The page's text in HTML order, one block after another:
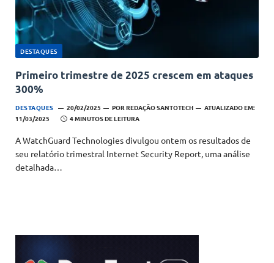
DESTAQUES
Primeiro trimestre de 2025 crescem em ataques
300%
DESTAQUES 20/02/2025 POR REDAÇÃO SANTOTECH
ATUALIZADO EM:
11/03/2025
4 MINUTOS DE LEITURA
A WatchGuard Technologies divulgou ontem os resultados de
seu relatório trimestral Internet Security Report, uma análise
detalhada…